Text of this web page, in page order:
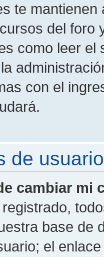
te
del foro
como leer el
con el
de
cambiar mi
base de
el